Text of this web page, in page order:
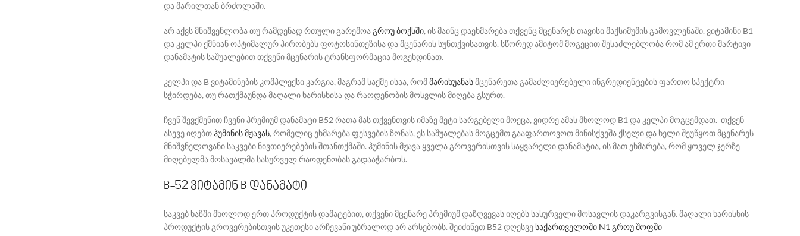
და მარილთან ბრძოლაში.
არ აქვს მნიშვენლობა თუ რამდენად რთული გარემოაგროუ ბოქსში, ის მაინც დაეხმარება თქვენც მცენარეს თავისი მაქსიმუმის გამოვლენაში. ვიტამინი B1
და კელპი ქმნიან ოპტიმალურ პირობებს ფოტოსინთეზისა და მცენარის სუნთქვისათვის. სწორედ ამიტომ მოგეცით შესაძლებლობა რომ ამ ერთი მარტივი
დანამატის საშუალებით თქვენი მცენარის ტრანსფორმაცია მოგეხდინათ.
კელპი და B ვიტამინების კომპლექსი კარგია, მაგრამ საქმე ისაა, რომმარიხუანასმცენარეთა გამაძლიერებელი ინგრედიენტების ფართო სპექტრი
სჭირდება, თუ რათქმაუნდა მაღალი ხარისხისა და რაოდენობის მოსვლის მიღება გსურთ.
ჩვენ შევქმენით ჩვენი პრემიუმ დანამატი B52 რათა მას თქვენთვის იმაზე მეტი სარგებელი მოეცა, ვიდრე ამას მხოლოდ B1 და კელპი მოგცემდათ. თქვენ
ასევე იღებთჰუმინის მჟავას, რომელიც ეხმარება ფესვების ზონას, ეს საშუალებას მოგცემთ გააფართოვოთ მიწისქვეშა ქსელი და ხელი შეუწყოთ მცენარეს
მნიშვნელოვანი საკვები ნივთიერებების შთანთქმაში. ჰუმინის მჟავა ყველა გროვერისთვის საყვარელი დანამატია, ის მათ ეხმარება, რომ ყოველ ჯერზე
მიღებულმა მოსავალმა სასურველ რაოდენობას გადააჭარბოს.
B-52 ვიტამინ B დანამატი
საკვებ ხაზში მხოლოდ ერთ პროდუქტის დამატებით, თქვენი მცენარე პრემიუმ დაზღვევას იღებს სასურველი მოსავლის დაკარგვისგან. მაღალი ხარისხის
პროდუქტის გროვერებისთვის უკეთესი არჩევანი უბრალოდ არ არსებობს. შეიძინეთ B52 დღესვე საქართველოში N1 გროუ შოფში